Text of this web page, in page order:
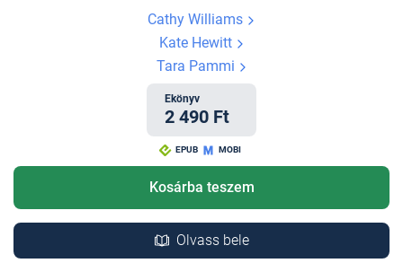
Cathy Williams
Kate Hewitt
Tara Pammi
Ekönyv
2 490 Ft
EPUB MOBI
Kosárba teszem
Olvass bele